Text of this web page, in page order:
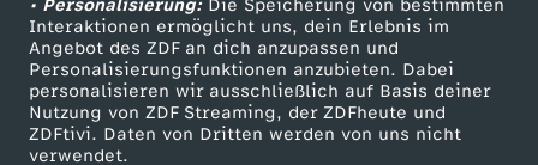
• Personalisierung:Die Speicherung von bestimmten
Interaktionen ermöglicht uns, dein Erlebnis im
Angebot des ZDF an dich anzupassen und
Personalisierungsfunktionen anzubieten. Dabei
personalisieren wir ausschließlich auf Basis deiner
Nutzung von ZDF Streaming, der ZDFheute und
ZDFtivi. Daten von Dritten werden von uns nicht
verwendet.
b
e
z
Sendungen A-Z
TV-Programm
Hilfe